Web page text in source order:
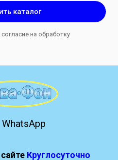
каталог
на обработку
WhatsApp
Круглосуточно